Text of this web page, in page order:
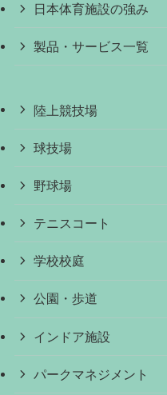
日本体育施設の強み
製品・サービス一覧
陸上競技場
球技場
野球場
テニスコート
学校校庭
公園・歩道
インドア施設
パークマネジメント